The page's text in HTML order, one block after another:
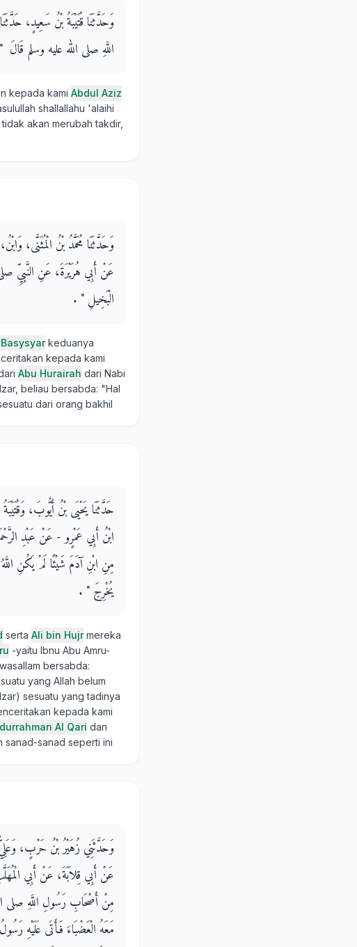
وَحَدَّثَنَا قُتَيْبَةُ بْنُ سَعِيدٍ،
اللَّهِ صلى الله عليه وسلم
kepada kami Abdul Aziz
shallallahu 'alaihi
akan merubah takdir,
وَحَدَّثَنَا مُحَمَّدُ بْنُ الْمُثَنَّى،
عَنْ أَبِي هُرَيْرَةَ، عَنِ النَّبِيِّ
الْبَخِيلِ ‏"‏ ‏.‏
keduanya
kepada kami
Abu Hurairah dari Nabi
beliau bersabda: "Hal
dari orang bakhil
حَدَّثَنَا يَحْيَى بْنُ أَيُّوبَ،
ابْنُ أَبِي عَمْرٍو - عَنْ عَبْدِ
مِنِ ابْنِ آدَمَ شَيْئًا لَمْ يَكُنِ
يُخْرِجَ ‏"‏ ‏.‏
serta Ali bin Hujrmereka
-yaitu Ibnu Abu Amru-
bersabda:
yang Allah belum
sesuatu yang tadinya
kepada kami
Al Qari dan
sanad-sanad seperti ini
وَحَدَّثَنِي زُهَيْرُ بْنُ حَرْبٍ، وَعَلِيُّ
عَنْ أَبِي قِلاَبَةَ، عَنْ أَبِي
مِنْ أَصْحَابِ رَسُولِ اللَّهِ صلى
مَعَهُ الْعَضْبَاءَ فَأَتَى عَلَيْهِ